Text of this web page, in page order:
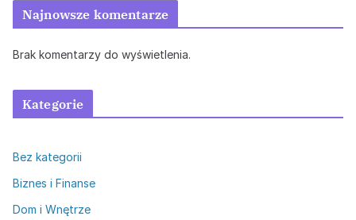
Najnowsze komentarze
Brak komentarzy do wyświetlenia.
Kategorie
Bez kategorii
Biznes i Finanse
Dom i Wnętrze